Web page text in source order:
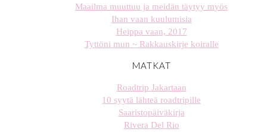
Maailma muuttuu ja meidän täytyy myös
Ihan vaan kuulumisia
Heippa vaan, 2017
Tyttöni mun ~ Rakkauskirje koiralle
MATKAT
Roadtrip Jakartaan
10 syytä lähteä roadtripille
Saaristopäiväkirja
Rivera Del Rio